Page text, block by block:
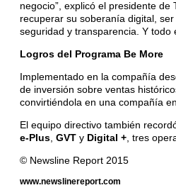
negocio”, explicó el presidente
recuperar su soberanía digital,
seguridad y transparencia. Y todo
Logros del Programa Be More
Implementado en la compañía
de inversión sobre ventas
convirtiéndola en una compañía
El equipo directivo también
e-Plus GVT y Digital + , tres
© Newsline Report 2015
www.newslinereport.com